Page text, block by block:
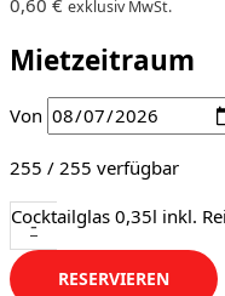
exklusiv MwSt.
Mietzeitraum
Von
255 / 255 verfügbar
-
Cocktailglas 0,35l inkl.
RESERVIEREN